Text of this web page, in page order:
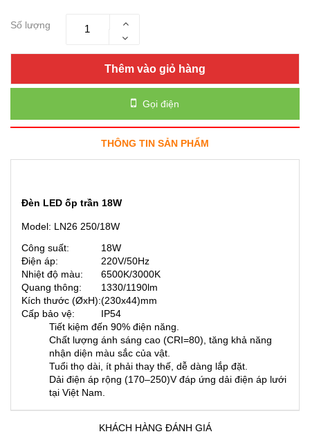
Số lượng
Thêm vào giỏ hàng
Gọi điện
THÔNG TIN SẢN PHẨM
Đèn LED ốp trần 18W
Model: LN26 250/18W
Công suất:
18W
Điện áp:
220V/50Hz
Nhiệt độ màu:
6500K/3000K
Quang thông:
1330/1190lm
Kích thước (ØxH):(230x44)mm
Cấp bảo vệ:
IP54
Tiết kiệm đến 90% điện năng.
Chất lượng ánh sáng cao (CRI=80), tăng khả năng
nhận diện màu sắc của vật.
Tuổi thọ dài, ít phải thay thế, dễ dàng lắp đặt.
Dải điện áp rộng (170–250)V đáp ứng dải điện áp lưới
tại Việt Nam.
KHÁCH HÀNG ĐÁNH GIÁ